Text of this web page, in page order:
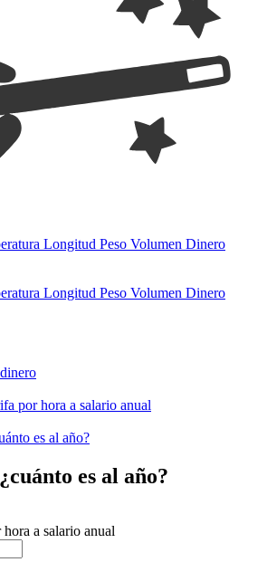
Longitud Peso Volumen Dinero
Longitud Peso Volumen Dinero
por hora a salario anual
es al año?
es al año?
a salario anual